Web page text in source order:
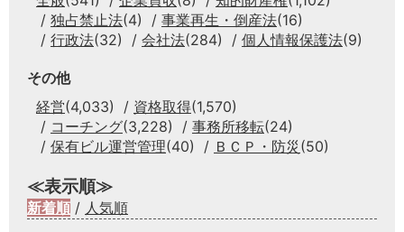
独占禁止法(4) 事業再生・倒産法(16)
行政法(32) 会社法(284) 個人情報保護法(9)
その他
経営(4,033) 資格取得(1,570)
コーチング(3,228) 事務所移転(24)
保有ビル運営管理(40) ＢＣＰ・防災 (50)
≪表示順≫
新着順 / 人気順